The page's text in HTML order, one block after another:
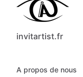
invitartist.fr
A propos de nous